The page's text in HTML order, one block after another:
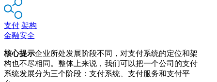
支付 架构
金融安全
核心提示企业所处发展阶段不同，对支付系统的定位和架
构也不尽相同。整体上来说，我们可以把一个公司的支付
系统发展分为三个阶段：支付系统、支付服务和支付平